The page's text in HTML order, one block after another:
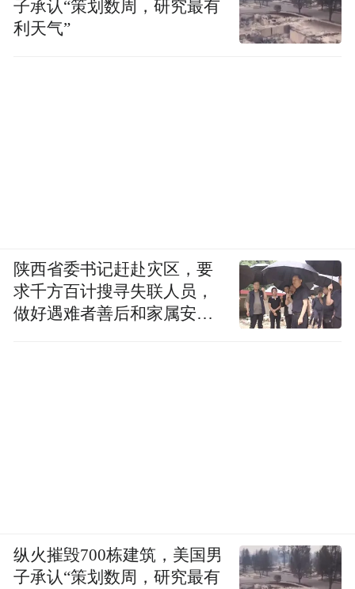
子承认“策划数周，研究最有
利天气”
陕西省委书记赶赴灾区，要
求千方百计搜寻失联人员，
做好遇难者善后和家属安抚
纵火摧毁700栋建筑，美国男
子承认“策划数周，研究最有